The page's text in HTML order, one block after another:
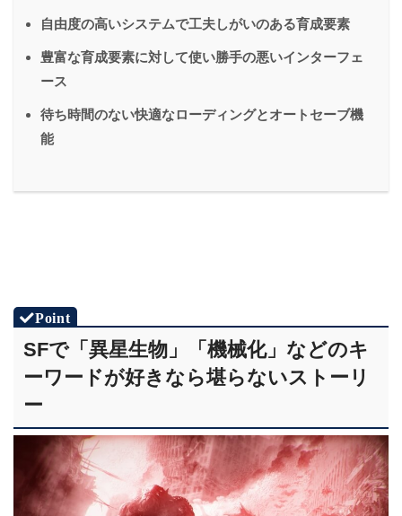
自由度の高いシステムで工夫しがいのある育成要素
豊富な育成要素に対して使い勝手の悪いインターフェ
ース
待ち時間のない快適なローディングとオートセーブ機
能
SFで「異星生物」「機械化」などのキ
ーワードが好きなら堪らないストーリ
ー